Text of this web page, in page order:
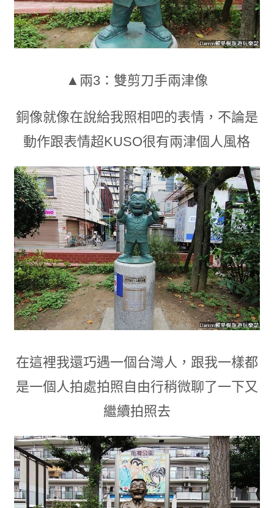
▲兩3：雙剪刀手兩津像
銅像就像在說給我照相吧的表情 ， 不論是
動作跟表情超KUSO很有兩津個人風格
在這裡我還巧遇一個台灣人 ， 跟我一樣都
是一個人拍處拍照自由行稍微聊了一下又
繼續拍照去